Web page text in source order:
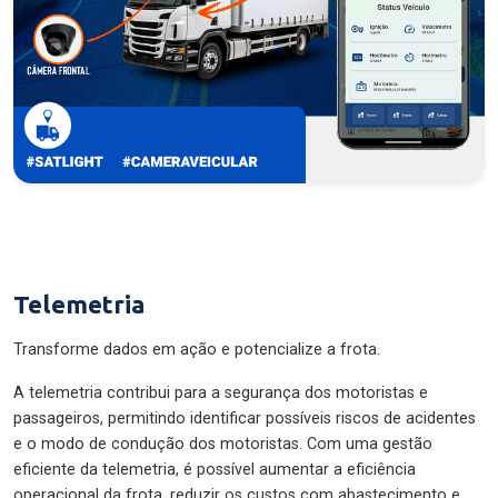
Telemetria
Transforme dados em ação e potencialize a frota.
A telemetria contribui para a segurança dos motoristas e
passageiros, permitindo identificar possíveis riscos de acidentes
e o modo de condução dos motoristas. Com uma gestão
eficiente da telemetria, é possível aumentar a eficiência